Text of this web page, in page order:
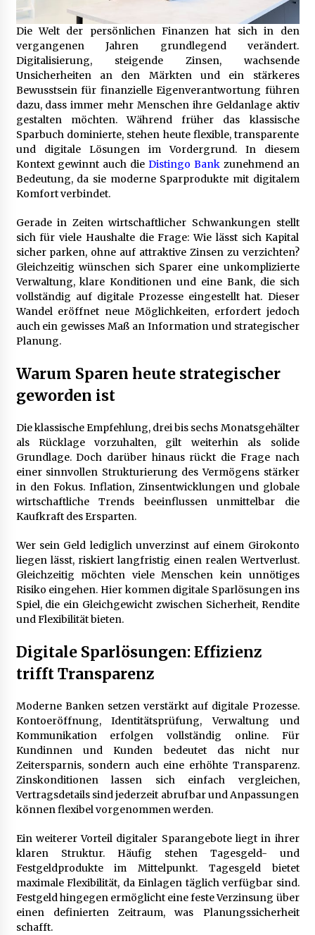
B2B-Beschaffung 2026: Strategien und
Technologien, die den Einkauf transformieren
3 Monaten ago
Schuldnerberatung: So gewinnen Sie wieder
Kontrolle über Ihre Finanzen
3 Monaten ago
1. Bestandsmanagement: Den Überblick
behalten
3 Monaten ago
Finde dein perfektes Namensschild » für deine
Eingangstür bei Otypo
3 Monaten ago
Kündigungsschutzklage: Was Arbeitnehmer
nach einer Kündigung wissen sollten
5 Monaten ago
5 Monaten ago
Die Welt der persönlichen Finanzen hat sich in den
vergangenen Jahren grundlegend verändert.
Digitalisierung, steigende Zinsen, wachsende
Unsicherheiten an den Märkten und ein stärkeres
Bewusstsein für finanzielle Eigenverantwortung führen
dazu, dass immer mehr Menschen ihre Geldanlage aktiv
gestalten möchten. Während früher das klassische
Sparbuch dominierte, stehen heute flexible, transparente
und digitale Lösungen im Vordergrund. In diesem
Kontext gewinnt auch die Distingo Bankzunehmend an
Bedeutung, da sie moderne Sparprodukte mit digitalem
Komfort verbindet.
Gerade in Zeiten wirtschaftlicher Schwankungen stellt
sich für viele Haushalte die Frage: Wie lässt sich Kapital
sicher parken, ohne auf attraktive Zinsen zu verzichten?
Gleichzeitig wünschen sich Sparer eine unkomplizierte
Verwaltung, klare Konditionen und eine Bank, die sich
vollständig auf digitale Prozesse eingestellt hat. Dieser
Wandel eröffnet neue Möglichkeiten, erfordert jedoch
auch ein gewisses Maß an Information und strategischer
Planung.
Warum Sparen heute strategischer
geworden ist
Die klassische Empfehlung, drei bis sechs Monatsgehälter
als Rücklage vorzuhalten, gilt weiterhin als solide
Grundlage. Doch darüber hinaus rückt die Frage nach
einer sinnvollen Strukturierung des Vermögens stärker
in den Fokus. Inflation, Zinsentwicklungen und globale
wirtschaftliche Trends beeinflussen unmittelbar die
Kaufkraft des Ersparten.
Wer sein Geld lediglich unverzinst auf einem Girokonto
liegen lässt, riskiert langfristig einen realen Wertverlust.
Gleichzeitig möchten viele Menschen kein unnötiges
Risiko eingehen. Hier kommen digitale Sparlösungen ins
Spiel, die ein Gleichgewicht zwischen Sicherheit, Rendite
und Flexibilität bieten.
Digitale Sparlösungen: Effizienz
trifft Transparenz
Moderne Banken setzen verstärkt auf digitale Prozesse.
Kontoeröffnung, Identitätsprüfung, Verwaltung und
Kommunikation erfolgen vollständig online. Für
Kundinnen und Kunden bedeutet das nicht nur
Zeitersparnis, sondern auch eine erhöhte Transparenz.
Zinskonditionen lassen sich einfach vergleichen,
Vertragsdetails sind jederzeit abrufbar und Anpassungen
können flexibel vorgenommen werden.
Ein weiterer Vorteil digitaler Sparangebote liegt in ihrer
klaren Struktur. Häufig stehen Tagesgeld- und
Festgeldprodukte im Mittelpunkt. Tagesgeld bietet
maximale Flexibilität, da Einlagen täglich verfügbar sind.
Festgeld hingegen ermöglicht eine feste Verzinsung über
einen definierten Zeitraum, was Planungssicherheit
schafft.